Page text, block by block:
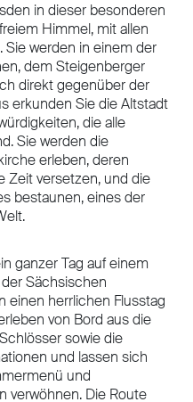
in dieser besonderen
Himmel, mit allen
werden in einem der
dem Steigenberger
direkt gegenüber der
erkunden Sie die Altstadt
die alle
Sie werden die
erleben, deren
Zeit versetzen, und die
bestaunen, eines der
ganzer Tag auf einem
Sächsischen
einen herrlichen Flusstag
von Bord aus die
sowie die
und lassen sich
und
verwöhnen. Die Route